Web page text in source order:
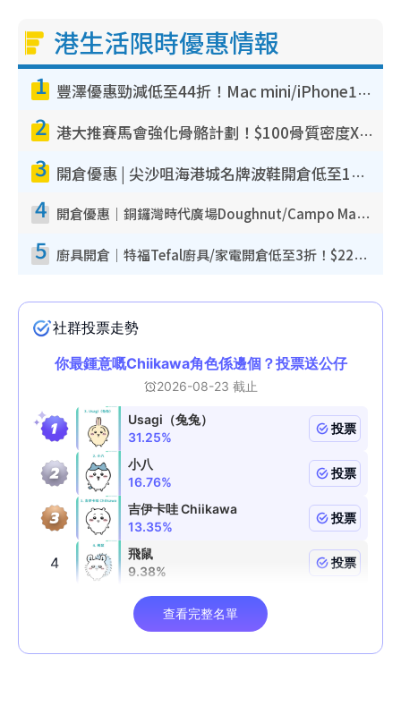
港生活限時優惠情報
1 豐澤優惠勁減低至44折！Mac mini/iPhone17Pro大減價！廚房家電$220起
2 港大推賽馬會強化骨骼計劃！$100骨質密度X光檢查 完成免費運動訓練送超市禮券！附參加資格
3 開倉優惠 | 尖沙咀海港城名牌波鞋開倉低至1折！On鞋$899起／Joy&Peace鞋履$98起
4 開倉優惠｜銅鑼灣時代廣場Doughnut/Campo Marzio開倉低至1折！背囊、書包、手袋劈價$200起
5 廚具開倉｜特福Tefal廚具/家電開倉低至3折！$220起買平底鍋/炒鑊/湯煲！電飯煲/吸塵機/燙斗$418起